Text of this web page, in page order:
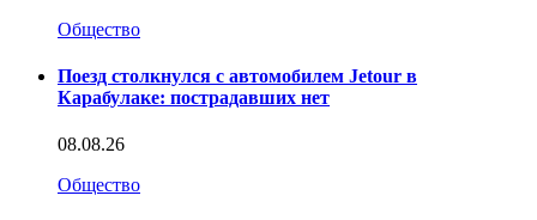
Общество
Поезд столкнулся с автомобилем Jetour в
Карабулаке: пострадавших нет
08.08.26
Общество